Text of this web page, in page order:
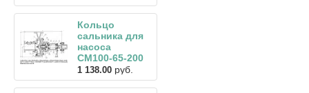
Кольцо
сальника для
насоса
СМ100-65-200
1 138.00 руб.